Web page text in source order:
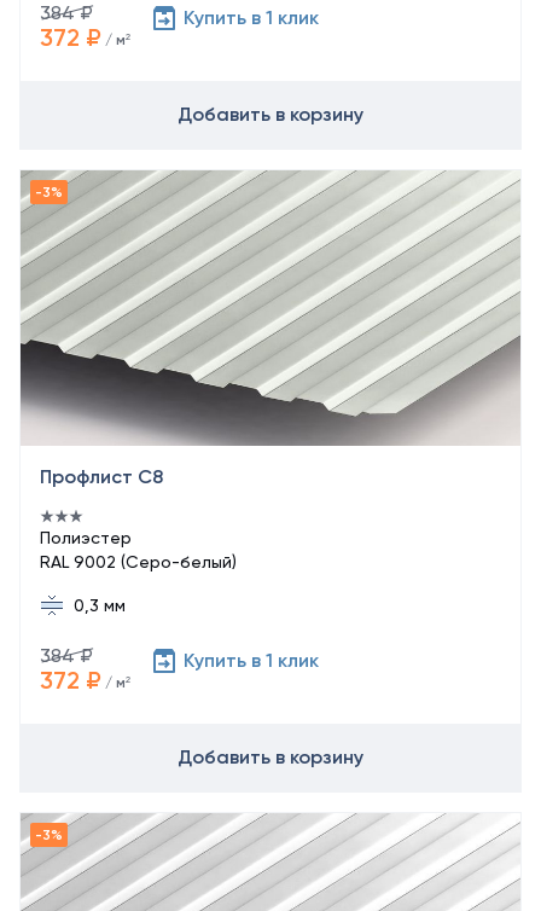
384 ₽
372 ₽ / м²
Купить в 1 клик
Добавить в корзину
Профлист С8
Полиэстер
RAL 9002 (Серо-белый)
0,3 мм
384 ₽
372 ₽ / м²
Купить в 1 клик
Добавить в корзину